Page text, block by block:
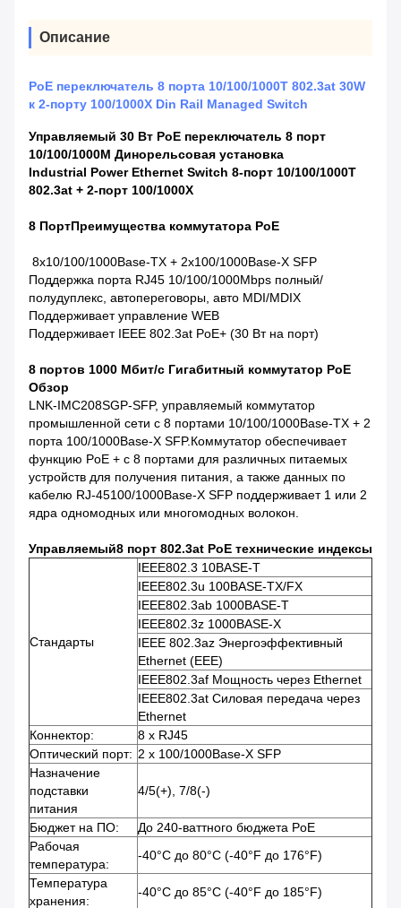
Описание
PoE переключатель 8 порта 10/100/1000T 802.3at 30W
к 2-порту 100/1000X Din Rail Managed Switch
Управляемый 30 Вт PoE переключатель 8 порт
10/100/1000M Динорельсовая установка
Industrial Power Ethernet Switch 8-порт 10/100/1000T
802.3at + 2-порт 100/1000X
8 ПортПреимущества коммутатора PoE
️ 8x10/100/1000Base-TX + 2x100/1000Base-X SFP
Поддержка порта RJ45 10/100/1000Mbps полный/
полудуплекс, автопереговоры, авто MDI/MDIX
Поддерживает управление WEB
Поддерживает IEEE 802.3at PoE+ (30 Вт на порт)
8 портов 1000 Мбит/с Гигабитный коммутатор PoE
Обзор
LNK-IMC208SGP-SFP, управляемый коммутатор
промышленной сети с 8 портами 10/100/1000Base-TX + 2
порта 100/1000Base-X SFP.Коммутатор обеспечивает
функцию PoE + с 8 портами для различных питаемых
устройств для получения питания, а также данных по
кабелю RJ-45100/1000Base-X SFP поддерживает 1 или 2
ядра одномодных или многомодных волокон.
Управляемый8 порт 802.3at PoE технические индексы
Стандарты
IEEE802.3 10BASE-T
IEEE802.3u 100BASE-TX/FX
IEEE802.3ab 1000BASE-T
IEEE802.3z 1000BASE-X
IEEE 802.3az Энергоэффективный
Ethernet (EEE)
IEEE802.3af Мощность через Ethernet
IEEE802.3at Силовая передача через
Ethernet
Коннектор:
8 x RJ45
Оптический порт: 2 x 100/1000Base-X SFP
Назначение
подставки
питания
4/5(+), 7/8(-)
Бюджет на ПО:
До 240-ваттного бюджета PoE
Рабочая
температура:
-40°C до 80°C (-40°F до 176°F)
Температура
хранения:
-40°C до 85°C (-40°F до 185°F)